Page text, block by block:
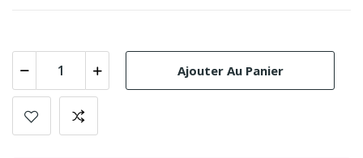
Ajouter Au Panier